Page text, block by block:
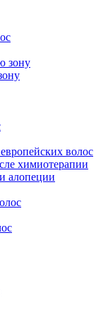
зону
волос
химиотерапии
алопеции